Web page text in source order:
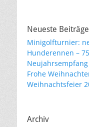
Neueste Beiträge
Minigolfturnier:
Hunderennen –
Neujahrsempfang
Frohe
Weihnachtsfeier
Archiv